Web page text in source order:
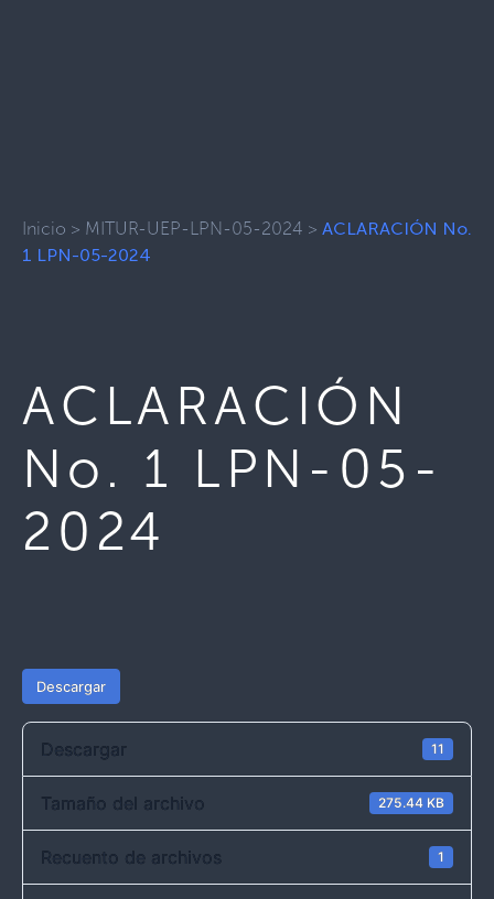
Inicio > MITUR-UEP-LPN-05-2024 > ACLARACIÓN No.
1 LPN-05-2024
ACLARACIÓN
No. 1 LPN-05-
2024
Descargar
Descargar 11
Tamaño del archivo 275.44 KB
Recuento de archivos 1